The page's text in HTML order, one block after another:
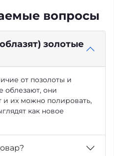
вопросы
золотые
от позолоты и
облезают, они
и их можно полировать,
как новое